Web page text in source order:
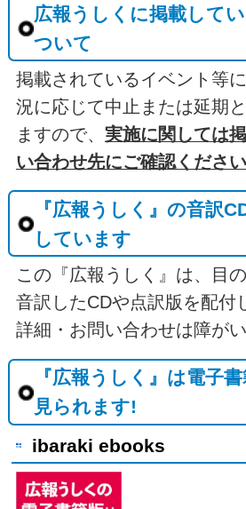
広報うしくに掲載して
ついて
掲載されているイベント等
況に応じて中止または延期
ますので、 実施に関しては
い合わせ先にご確認ください
『広報うしく』の音訳
しています
この『広報うしく』は、目
音訳したCDや点訳版を配付
詳細・お問い合わせは障がい
『広報うしく』は電子
見られます!
ibaraki ebooks